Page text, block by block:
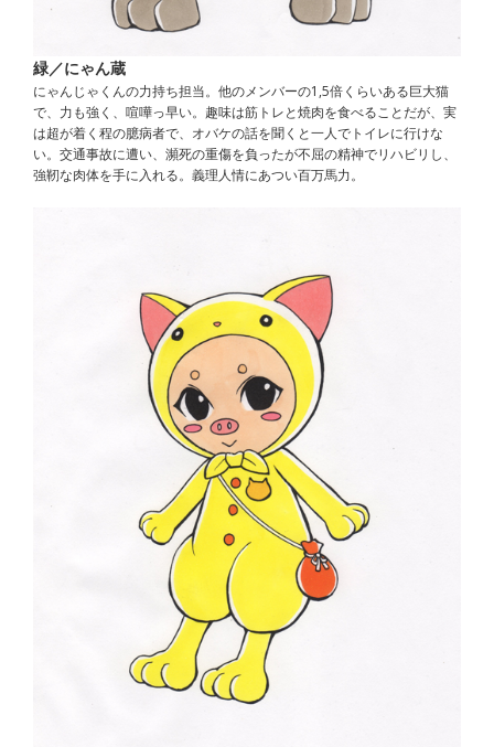
緑／にゃん蔵
にゃんじゃくんの力持ち担当。他のメンバーの1,5倍くらいある巨大猫
で、力も強く、喧嘩っ早い。趣味は筋トレと焼肉を食べることだが、実
は超が着く程の臆病者で、オバケの話を聞くと一人でトイレに行けな
い。交通事故に遭い、瀕死の重傷を負ったが不屈の精神でリハビリし、
強靭な肉体を手に入れる。義理人情にあつい百万馬力。